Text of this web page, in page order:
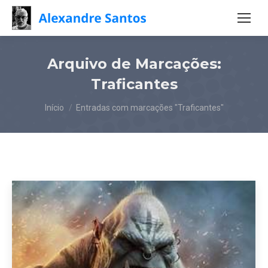
Arquivo de Marcações:
Traficantes
Você está aqui:
Início Entradas com marcações "Traficantes"